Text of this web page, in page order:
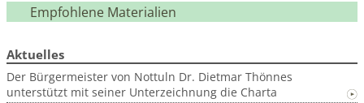
Empfohlene Materialien
Aktuelles
Der Bürgermeister von Nottuln Dr. Dietmar Thönnes
unterstützt mit seiner Unterzeichnung die Charta